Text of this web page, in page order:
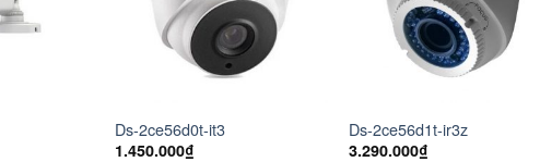
Ds-2ce56d0t-it3
1.450.000₫
Ds-2ce56d1t-ir3z
3.290.000₫